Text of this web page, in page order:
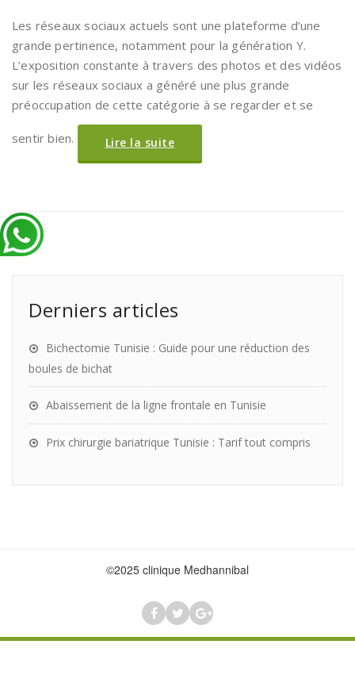
Les réseaux sociaux actuels sont une plateforme d’une
grande pertinence, notamment pour la génération Y.
L’exposition constante à travers des photos et des vidéos
sur les réseaux sociaux a généré une plus grande
préoccupation de cette catégorie à se regarder et se
sentir bien. Lire la suite
Derniers articles
Bichectomie Tunisie : Guide pour une réduction des
boules de bichat
Abaissement de la ligne frontale en Tunisie
Prix chirurgie bariatrique Tunisie : Tarif tout compris
©2025 clinique Medhannibal